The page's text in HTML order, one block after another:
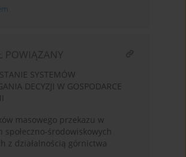
POWIĄZANY
SYSTEMÓW
DECYZJI W GOSPODARCE
masowego przekazu w
społeczno-środowiskowych
z działalnością górnictwa